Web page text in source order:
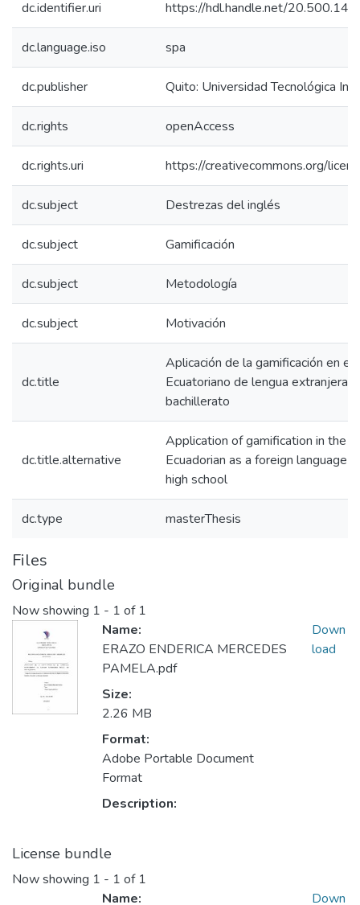
dc.identifier.uri https://hdl.handle.net/
dc.language.iso spa
dc.publisher Quito: Universidad Tecnológica
dc.rights openAccess
dc.rights.uri https://creativecommons.org/
dc.subject Destrezas del inglés
dc.subject Gamificación
dc.subject Metodología
dc.subject Motivación
dc.title
Aplicación de la gamificación en el
Ecuatoriano de lengua extranjera
bachillerato
dc.title.alternative
Application of gamification in the
Ecuadorian as a foreign language
high school
dc.type masterThesis
Files
Original bundle
Now showing 1 - 1 of 1
Name:
ERAZO ENDERICA MERCEDES
PAMELA.pdf
Size:
2.26 MB
Format:
Adobe Portable Document
Format
Description:
Down
load
License bundle
Now showing 1 - 1 of 1
Name:
Down